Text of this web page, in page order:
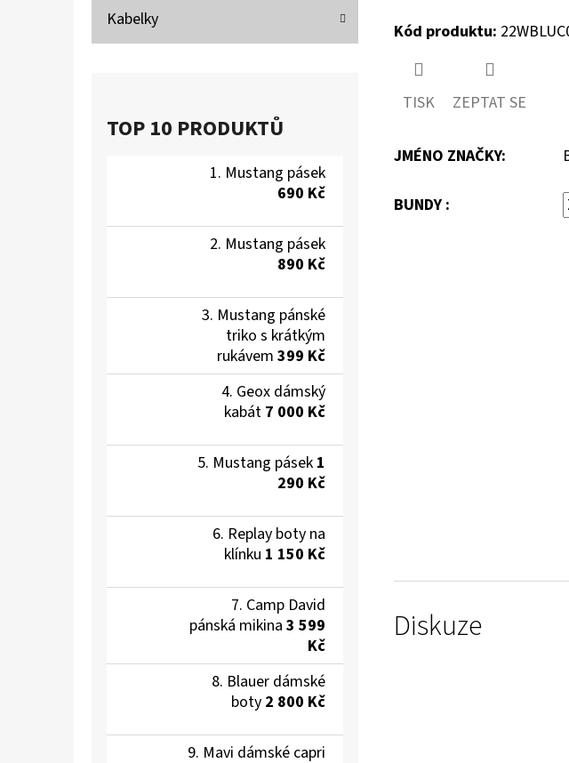
Kabelky
TOP 10 PRODUKTŮ
Mustang pásek
690 Kč
Mustang pásek
890 Kč
Mustang pánské
triko s krátkým
rukávem 399 Kč
Geox dámský
kabát 7 000 Kč
Mustang pásek 1
290 Kč
Replay boty na
klínku 1 150 Kč
Camp David
pánská mikina 3 599
Kč
Blauer dámské
boty 2 800 Kč
Mavi dámské capri
Kód produktu:
TISK ZEPTAT SE
JMÉNO ZNAČKY:
BUNDY :
Diskuze